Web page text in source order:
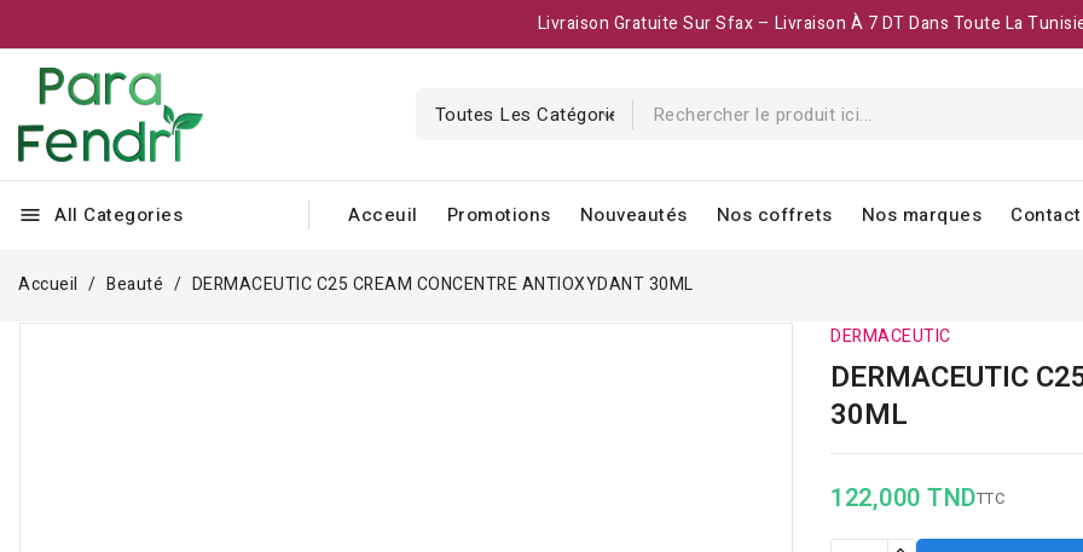
Livraison Gratuite Sur Sfax – Livraison À 7 DT Dans Toute La
menu All Categories Acceuil Promotions Nouveautés Nos coffrets Nos marques
Accueil Beauté DERMACEUTIC C25 CREAM CONCENTRE ANTIOXYDANT 30ML
DERMACEUTIC
DERMACEUTIC
30ML
122,000 TNDTTC